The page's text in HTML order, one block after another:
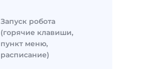
Запуск робота
(горячие клавиши,
пункт меню,
расписание)